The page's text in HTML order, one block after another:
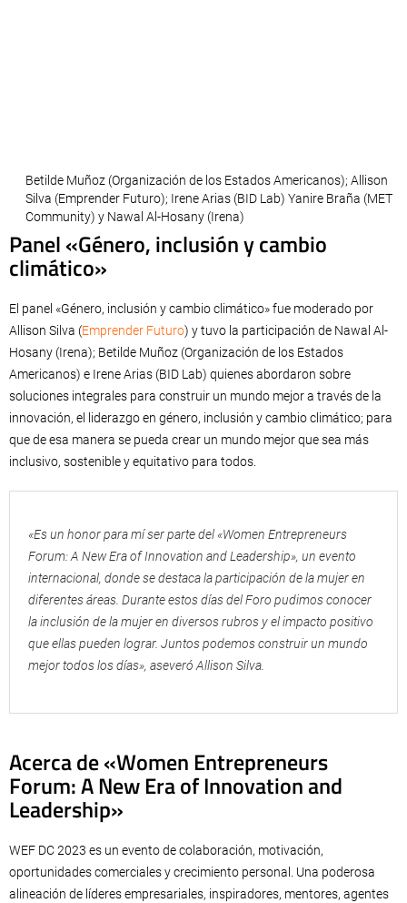
Betilde Muñoz (Organización de los Estados Americanos); Allison
Silva (Emprender Futuro); Irene Arias (BID Lab) Yanire Braña (MET
Community) y Nawal Al-Hosany (Irena)
Panel «Género, inclusión y cambio
climático»
El panel «Género, inclusión y cambio climático» fue moderado por
Allison Silva (Emprender Futuro) y tuvo la participación de Nawal Al-
Hosany (Irena); Betilde Muñoz (Organización de los Estados
Americanos) e Irene Arias (BID Lab) quienes abordaron sobre
soluciones integrales para construir un mundo mejor a través de la
innovación, el liderazgo en género, inclusión y cambio climático; para
que de esa manera se pueda crear un mundo mejor que sea más
inclusivo, sostenible y equitativo para todos.
«Es un honor para mí ser parte del «Women Entrepreneurs
Forum: A New Era of Innovation and Leadership», un evento
internacional, donde se destaca la participación de la mujer en
diferentes áreas. Durante estos días del Foro pudimos conocer
la inclusión de la mujer en diversos rubros y el impacto positivo
que ellas pueden lograr. Juntos podemos construir un mundo
mejor todos los días», aseveró Allison Silva.
Acerca de «Women Entrepreneurs
Forum: A New Era of Innovation and
Leadership»
WEF DC 2023 es un evento de colaboración, motivación,
oportunidades comerciales y crecimiento personal. Una poderosa
alineación de líderes empresariales, inspiradores, mentores, agentes